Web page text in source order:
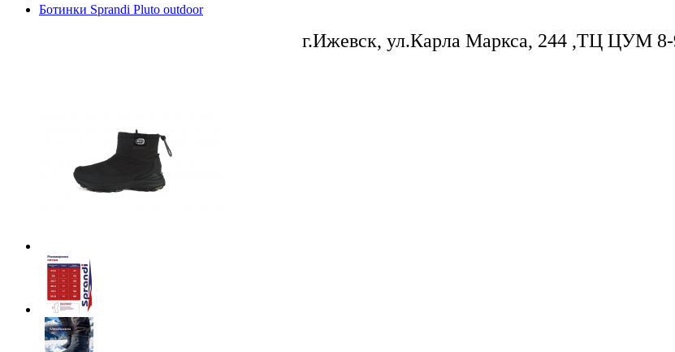
Ботинки Sprandi Pluto outdoor
г.Ижевск, ул.Карла Маркса, 244 ,ТЦ ЦУМ 8-